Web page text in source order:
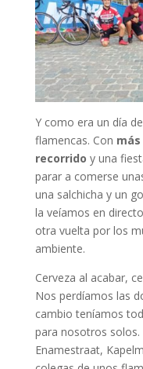
Y como era un día
flamencas. Con
recorrido y una
parar a comerse
una salchicha y un
la veíamos en
otra vuelta por los
ambiente.
Cerveza al acabar,
Nos perdíamos las
cambio teníamos
para nosotros solos.
Enamestraat,